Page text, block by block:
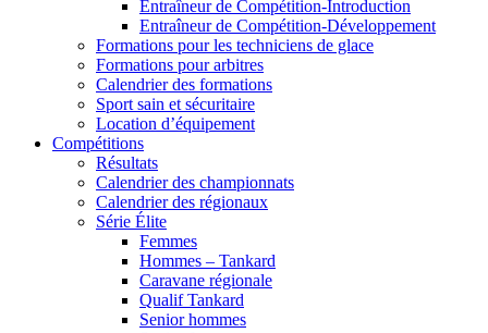
Entraîneur de Compétition-Introduction
Entraîneur de Compétition-Développement
Formations pour les techniciens de glace
Formations pour arbitres
Calendrier des formations
Sport sain et sécuritaire
Location d’équipement
Compétitions
Résultats
Calendrier des championnats
Calendrier des régionaux
Série Élite
Femmes
Hommes – Tankard
Caravane régionale
Qualif Tankard
Senior hommes